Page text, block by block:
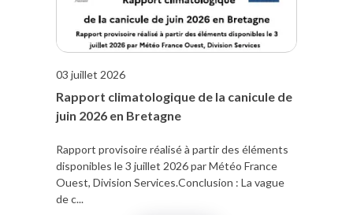
03 juillet 2026
Rapport climatologique de la canicule de
juin 2026 en Bretagne
Rapport provisoire réalisé à partir des éléments
disponibles le 3 juillet 2026 par Météo France
Ouest, Division Services.Conclusion : La vague
de c...